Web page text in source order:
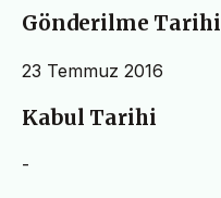
Gönderilme Tarihi
23 Temmuz 2016
Kabul Tarihi
-